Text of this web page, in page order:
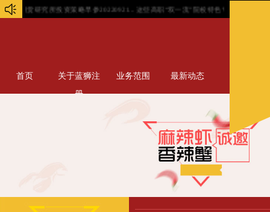
研究所投资策略早参20220921... 这些高职“双一流”院校特色专业引领, 培育高技能
首页
关于蓝狮注
册
业务范围 最新动态